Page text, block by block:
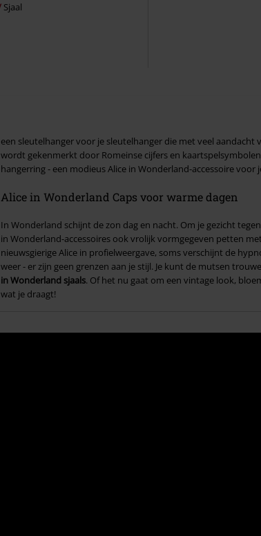
Sjaal
een sleutelhanger voor je sleutelhanger die met veel aandacht
wordt gekenmerkt door Romeinse cijfers en
hangerring - een modieus Alice in Wonderland-accessoire voor
Alice in Wonderland Caps voor warme dagen
In Wonderland schijnt de zon dag en nacht. Om je gezicht
in Wonderland-accessoires ook vrolijk vormgegeven petten
nieuwsgierige Alice in profielweergave, soms verschijnt de
weer - er zijn geen grenzen aan je stijl. Je kunt de mutsen
in Wonderland sjaals. Of het nu gaat om een vintage look,
wat je draagt!